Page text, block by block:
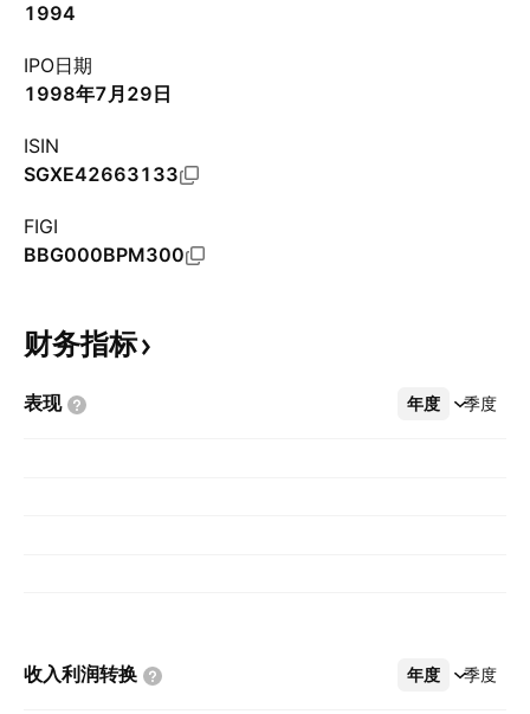
1994
IPO日期
1998年7月29日
ISIN
SGXE42663133
FIGI
BBG000BPM300
财务指标
表现 年度 季度
更多
收入利润转换 年度 季度
更多